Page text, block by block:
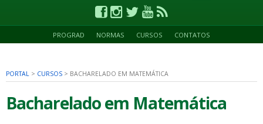
PROGRAD NORMAS CURSOS CONTATOS
PORTAL > CURSOS > BACHARELADO EM MATEMÁTICA
Bacharelado em Matemática